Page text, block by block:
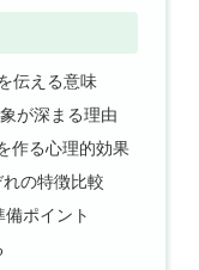
伝える意味
が深まる理由
作る心理的効果
の特徴比較
ポイント